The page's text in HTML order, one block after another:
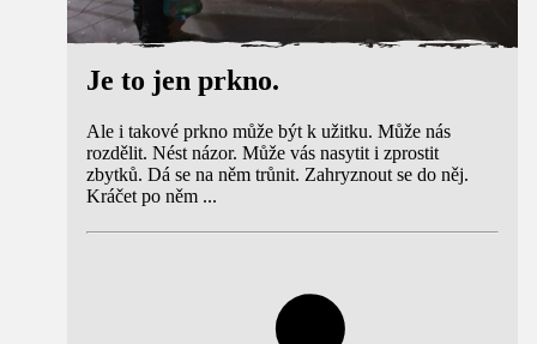
Je to jen prkno.
Ale i takové prkno může být k užitku. Může nás
rozdělit. Nést názor. Může vás nasytit i zprostit
zbytků. Dá se na něm trůnit. Zahryznout se do něj.
Kráčet po něm ...